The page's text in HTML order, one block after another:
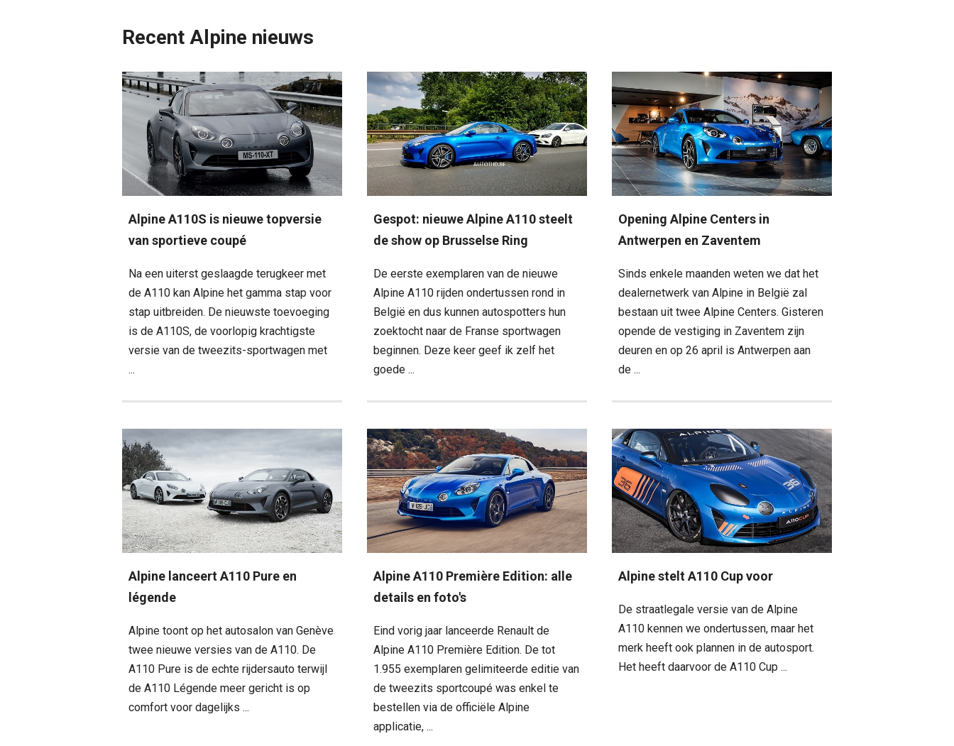
Recent Alpine nieuws
Alpine A110S is nieuwe topversie
van sportieve coupé
Na een uiterst geslaagde terugkeer met
de A110 kan Alpine het gamma stap voor
stap uitbreiden. De nieuwste toevoeging
is de A110S, de voorlopig krachtigste
versie van de tweezits-sportwagen met
...
Gespot: nieuwe Alpine A110 steelt
de show op Brusselse Ring
De eerste exemplaren van de nieuwe
Alpine A110 rijden ondertussen rond in
België en dus kunnen autospotters hun
zoektocht naar de Franse sportwagen
beginnen. Deze keer geef ik zelf het
goede ...
Opening Alpine Centers in
Antwerpen en Zaventem
Sinds enkele maanden weten we dat het
dealernetwerk van Alpine in België zal
bestaan uit twee Alpine Centers. Gisteren
opende de vestiging in Zaventem zijn
deuren en op 26 april is Antwerpen aan
de ...
Alpine lanceert A110 Pure en
légende
Alpine toont op het autosalon van Genève
twee nieuwe versies van de A110. De
A110 Pure is de echte rijdersauto terwijl
de A110 Légende meer gericht is op
comfort voor dagelijks ...
Alpine A110 Première Edition: alle
details en foto's
Eind vorig jaar lanceerde Renault de
Alpine A110 Première Edition. De tot
1.955 exemplaren gelimiteerde editie van
de tweezits sportcoupé was enkel te
bestellen via de officiële Alpine
applicatie, ...
Alpine stelt A110 Cup voor
De straatlegale versie van de Alpine
A110 kennen we ondertussen, maar het
merk heeft ook plannen in de autosport.
Het heeft daarvoor de A110 Cup ...